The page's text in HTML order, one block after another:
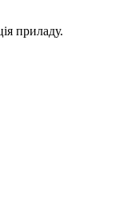
приладу.